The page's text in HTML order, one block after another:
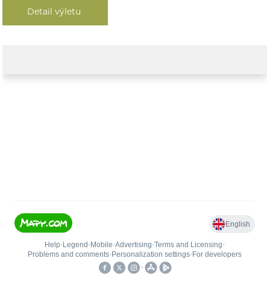
Detail výletu